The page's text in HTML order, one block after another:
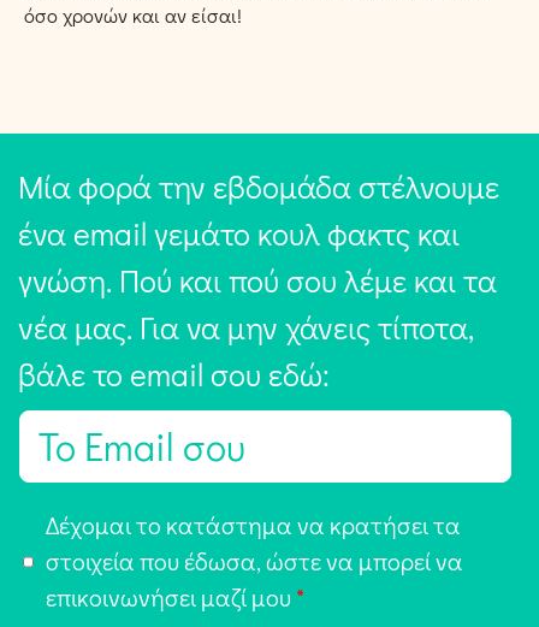
όσο χρονών και αν είσαι!
Μία φορά την εβδομάδα στέλνουμε
ένα email γεμάτο κουλ φακτς και
γνώση. Πού και πού σου λέμε και τα
νέα μας. Για να μην χάνεις τίποτα,
βάλε το email σου εδώ:
E
π
Δέχομαι το κατάστημα να κρατήσει τα
στοιχεία που έδωσα, ώστε να μπορεί να
επικοινωνήσει μαζί μου *